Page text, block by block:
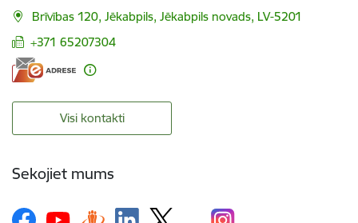
Brīvības 120, Jēkabpils, Jēkabpils novads, LV-5201
+371 65207304
Visi kontakti
Sekojiet mums